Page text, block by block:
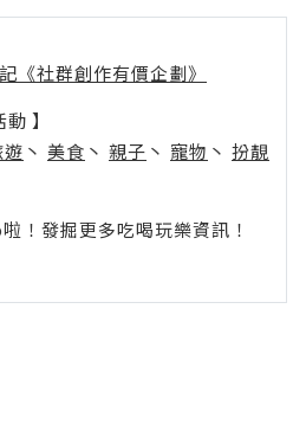
《社群創作有價企劃》
】
丶 美食 丶 親子 丶 寵物 丶 扮靚
！發掘更多吃喝玩樂資訊！